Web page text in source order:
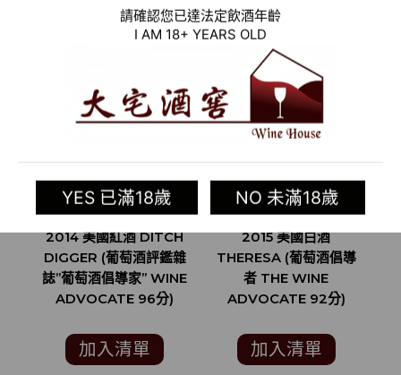
請確認您已達法定飲酒年齡
I AM 18+ YEARS OLD
YES 已滿18歲 NO 未滿18歲
2014 美國紅酒 DITCH
DIGGER (葡萄酒評鑑雜
誌”葡萄酒倡導家” WINE
ADVOCATE 96分)
加入清單
2015 美國白酒
THERESA (葡萄酒倡導
者 THE WINE
ADVOCATE 92分)
加入清單